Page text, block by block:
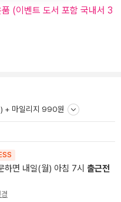
(이벤트 도서 포함 국내서 3
+ 마일리지 990원
하면 내일(월) 아침 7시 출근전